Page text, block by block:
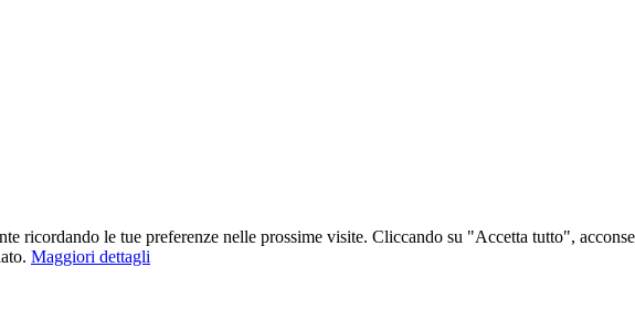
ricordando le tue preferenze nelle prossime visite. Cliccando su "Accetta tutto",
Maggiori dettagli